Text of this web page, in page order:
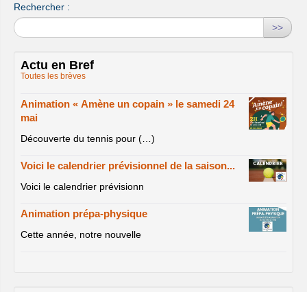
Rechercher :
>>
Actu en Bref
Toutes les brèves
Animation « Amène un copain » le samedi 24
mai
Découverte du tennis pour (…)
Voici le calendrier prévisionnel de la saison...
Voici le calendrier prévisionn
Animation prépa-physique
Cette année, notre nouvelle